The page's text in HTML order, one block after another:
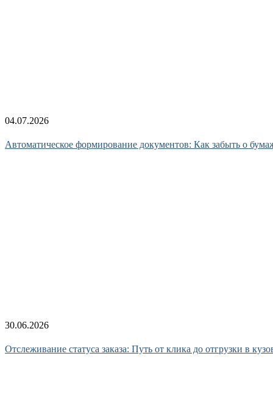
04.07.2026
Автоматическое формирование документов: Как забыть о
30.06.2026
Отслеживание статуса заказа: Путь от клика до отгрузки в